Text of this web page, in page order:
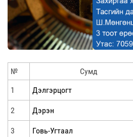
№ Сумд
1
Дэлгэрцогт
2 Дэрэн
3 Говь-Угтаал